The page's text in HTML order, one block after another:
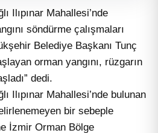
Ilıpınar Mahallesi’nde
söndürme çalışmaları
Belediye Başkanı Tunç
orman yangını, rüzgarın
dedi.
Ilıpınar Mahallesi’nde bulunan
bir sebeple
İzmir Orman Bölge